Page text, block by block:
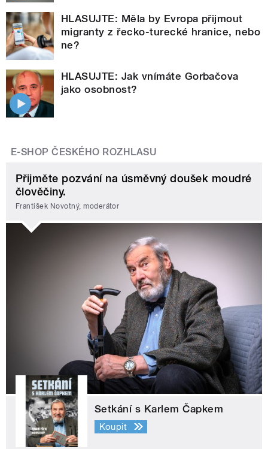
HLASUJTE: Měla by Evropa přijmout
migranty z řecko-turecké hranice, nebo
ne?
HLASUJTE: Jak vnímáte Gorbačova
jako osobnost?
E-SHOP ČESKÉHO ROZHLASU
Přijměte pozvání na úsměvný doušek moudré
člověčiny.
František Novotný, moderátor
Setkání s Karlem Čapkem
Koupit